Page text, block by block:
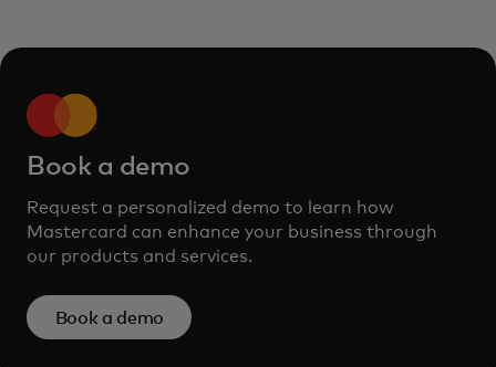
Book a demo
Request a personalized demo to learn how
Mastercard can enhance your business through
our products and services.
Book a demo